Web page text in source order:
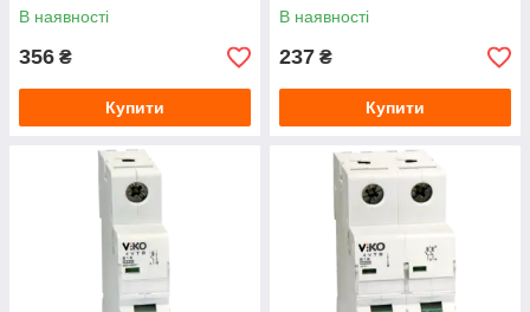
В наявності
356 ₴
Купити
В наявності
237 ₴
Купити